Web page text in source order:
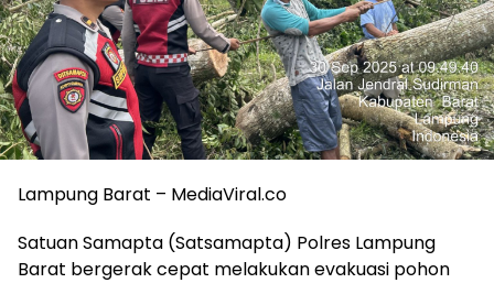
Lampung Barat – MediaViral.co
Satuan Samapta (Satsamapta) Polres Lampung
Barat bergerak cepat melakukan evakuasi pohon